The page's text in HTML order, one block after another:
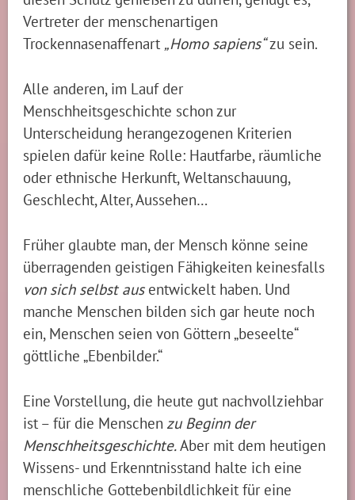
Vertreter der menschenartigen
Trockennasenaffenart „Homo sapiens“zu sein.
Alle anderen, im Lauf der
Menschheitsgeschichte schon zur
Unterscheidung herangezogenen Kriterien
spielen dafür keine Rolle: Hautfarbe, räumliche
oder ethnische Herkunft, Weltanschauung,
Geschlecht, Alter, Aussehen…
Früher glaubte man, der Mensch könne seine
überragenden geistigen Fähigkeiten keinesfalls
von sich selbst ausentwickelt haben. Und
manche Menschen bilden sich gar heute noch
ein, Menschen seien von Göttern „beseelte“
göttliche „Ebenbilder.“
Eine Vorstellung, die heute gut nachvollziehbar
ist – für die Menschen zu Beginn der
Menschheitsgeschichte.Aber mit dem heutigen
Wissens- und Erkenntnisstand halte ich eine
menschliche Gottebenbildlichkeit für eine